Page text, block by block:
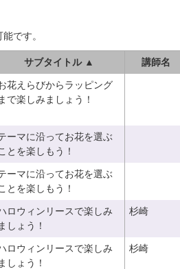
です。
サブタイトル ▲ 講師名
花えらびからラッピング
まで楽しみましょう！
ーマに沿ってお花を選ぶ
とを楽しもう！
ーマに沿ってお花を選ぶ
とを楽しもう！
ロウィンリースで楽しみ
ましょう！
杉崎
ロウィンリースで楽しみ
ましょう！
杉崎